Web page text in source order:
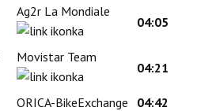
Ag2r La Mondiale
04:05
Movistar Team
04:21
ORICA-BikeExchange 04:42